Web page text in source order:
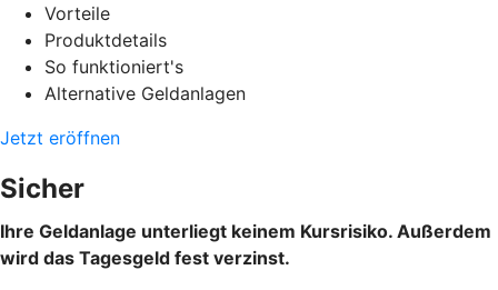
Vorteile
Produktdetails
So funktioniert's
Alternative Geldanlagen
Jetzt eröffnen
Sicher
Ihre Geldanlage unterliegt keinem Kursrisiko. Außerdem
wird das Tagesgeld fest verzinst.